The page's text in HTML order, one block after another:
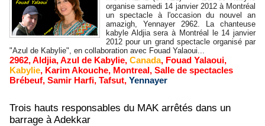
organise samedi 14 janvier 2012 à Montréal
un spectacle à l'occasion du nouvel an
amazigh, Yennayer 2962. La chanteuse
kabyle Aldjia sera à Montréal le 14 janvier
2012 pour un grand spectacle organisé par
"Azul de Kabylie", en collaboration avec Fouad Yalaoui...
2962,Aldjia,Azul de Kabylie, Canada, Fouad Yalaoui,
Kabylie, Karim Akouche, Montreal, Salle de spectacles
Brébeuf, Samir Harfi, Tafsut, Yennayer
Trois hauts responsables du MAK arrêtés dans un
barrage à Adekkar